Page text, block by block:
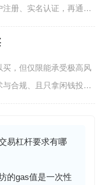
注册、实名认证，再通过
易充值U
买，但仅限能承受极高风
与合规、且只拿闲钱投资
国内用户和风险厌
易杠杆要求有哪
的gas值是一次性